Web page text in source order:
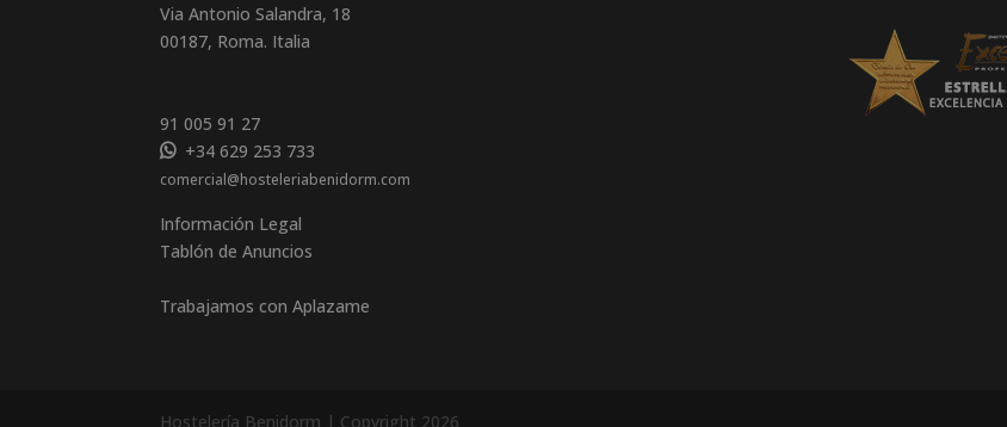
Via Antonio Salandra, 18
00187, Roma. Italia
91 005 91 27
+34 629 253 733
comercial@hosteleriabenidorm.com
Información Legal
Tablón de Anuncios
Trabajamos con Aplazame
Hostelería Benidorm | Copyright 2026